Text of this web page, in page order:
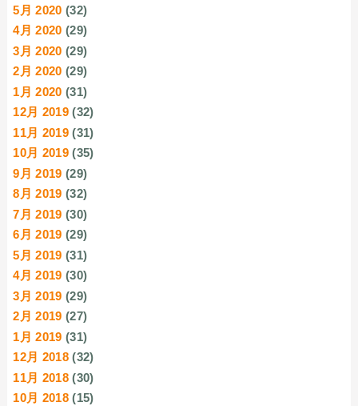
5月 2020 (32)
4月 2020 (29)
3月 2020 (29)
2月 2020 (29)
1月 2020 (31)
12月 2019 (32)
11月 2019 (31)
10月 2019 (35)
9月 2019 (29)
8月 2019 (32)
7月 2019 (30)
6月 2019 (29)
5月 2019 (31)
4月 2019 (30)
3月 2019 (29)
2月 2019 (27)
1月 2019 (31)
12月 2018 (32)
11月 2018 (30)
10月 2018 (15)